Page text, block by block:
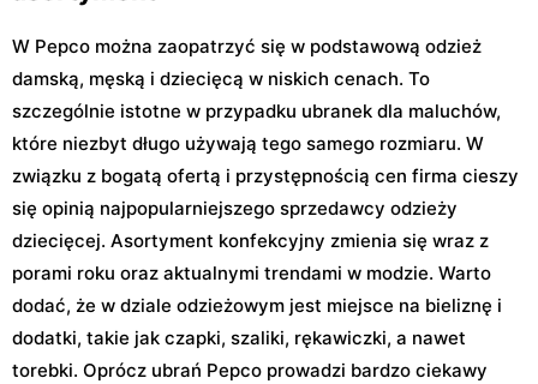
W Pepco można zaopatrzyć się w podstawową odzież
damską, męską i dziecięcą w niskich cenach. To
szczególnie istotne w przypadku ubranek dla maluchów,
które niezbyt długo używają tego samego rozmiaru. W
związku z bogatą ofertą i przystępnością cen firma cieszy
się opinią najpopularniejszego sprzedawcy odzieży
dziecięcej. Asortyment konfekcyjny zmienia się wraz z
porami roku oraz aktualnymi trendami w modzie. Warto
dodać, że w dziale odzieżowym jest miejsce na bieliznę i
dodatki, takie jak czapki, szaliki, rękawiczki, a nawet
torebki. Oprócz ubrań Pepco prowadzi bardzo ciekawy